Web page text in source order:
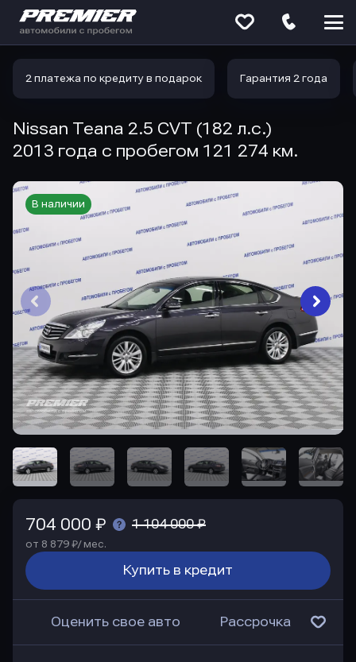
2 платежа по кредиту в подарок Гарантия 2 года
Nissan Teana 2.5 CVT (182 л.с.)
2013 года с пробегом 121 274 км.
В наличии
704 000 ₽ 1 104 000 ₽
от 8 879 ₽/ мес.
Купить в кредит
Оценить свое авто Рассрочка